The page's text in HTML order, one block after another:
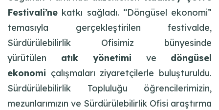
Festivali’ne katkı sağladı. “Döngüsel ekonomi”
temasıyla gerçekleştirilen festivalde,
Sürdürülebilirlik Ofisimiz bünyesinde
yürütülen atık yönetimi ve döngüsel
ekonomi çalışmaları ziyaretçilerle buluşturuldu.
Sürdürülebilirlik Topluluğu öğrencilerimizin,
mezunlarımızın ve Sürdürülebilirlik Ofisi araştırma